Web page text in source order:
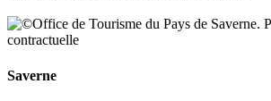
Saverne